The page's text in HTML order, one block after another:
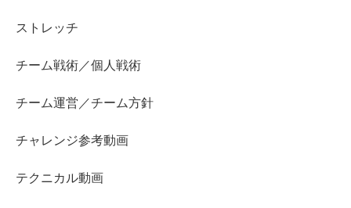
ストレッチ
チーム戦術／個人戦術
チーム運営／チーム方針
チャレンジ参考動画
テクニカル動画